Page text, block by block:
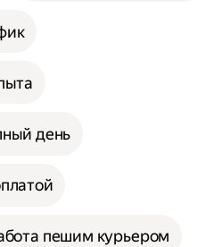
день
пешим курьером